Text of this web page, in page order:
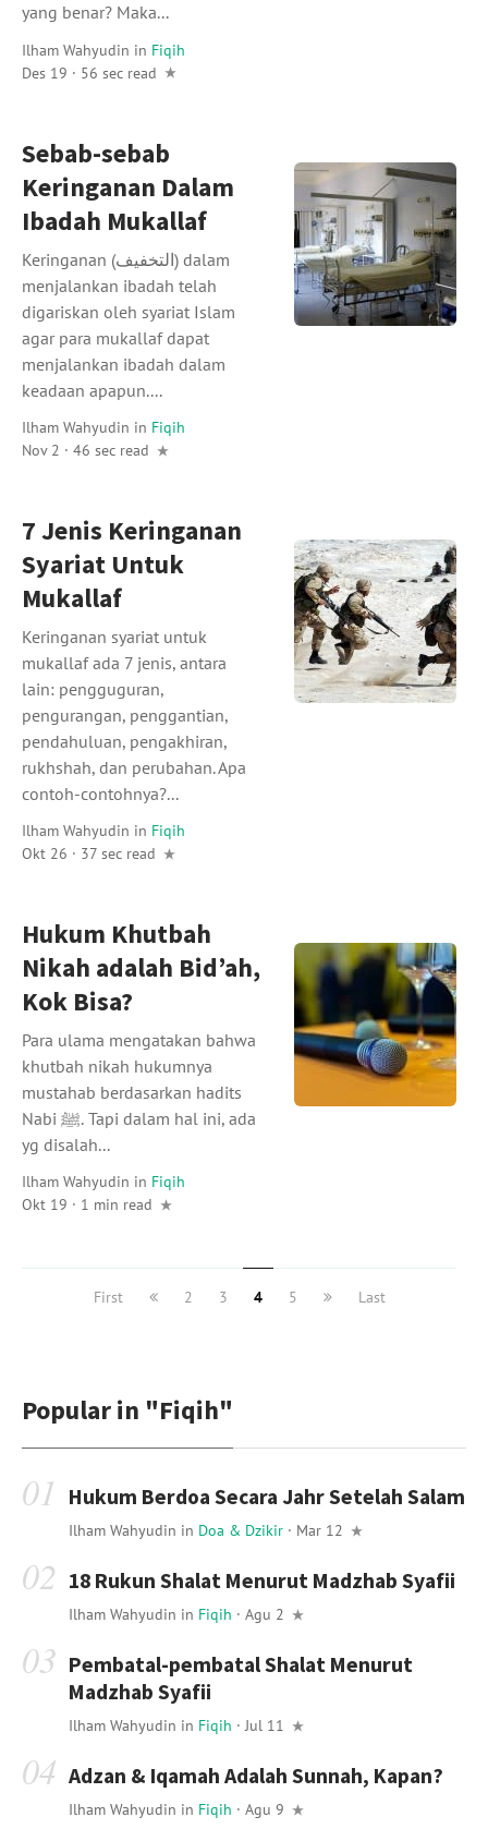
yang benar? Maka...
Ilham Wahyudin in Fiqih
Des 19 · 56 sec read
Sebab-sebab
Keringanan Dalam
Ibadah Mukallaf
Keringanan (التخفيف) dalam
menjalankan ibadah telah
digariskan oleh syariat Islam
agar para mukallaf dapat
menjalankan ibadah dalam
keadaan apapun....
Ilham Wahyudin in Fiqih
Nov 2 · 46 sec read
7 Jenis Keringanan
Syariat Untuk
Mukallaf
Keringanan syariat untuk
mukallaf ada 7 jenis, antara
lain: pengguguran,
pengurangan, penggantian,
pendahuluan, pengakhiran,
rukhshah, dan perubahan. Apa
contoh-contohnya?...
Ilham Wahyudin in Fiqih
Okt 26 · 37 sec read
Hukum Khutbah
Nikah adalah Bid’ah,
Kok Bisa?
Para ulama mengatakan bahwa
khutbah nikah hukumnya
mustahab berdasarkan hadits
Nabi ﷺ. Tapi dalam hal ini, ada
yg disalah...
Ilham Wahyudin in Fiqih
Okt 19 · 1 min read
First 2 3 4 5 Last
Popular in "Fiqih"
Hukum Berdoa Secara Jahr Setelah Salam
Ilham Wahyudin in Doa & Dzikir · Mar 12
18 Rukun Shalat Menurut Madzhab Syafii
Ilham Wahyudin in Fiqih · Agu 2
Pembatal-pembatal Shalat Menurut
Madzhab Syafii
Ilham Wahyudin in Fiqih · Jul 11
Adzan & Iqamah Adalah Sunnah, Kapan?
Ilham Wahyudin in Fiqih · Agu 9